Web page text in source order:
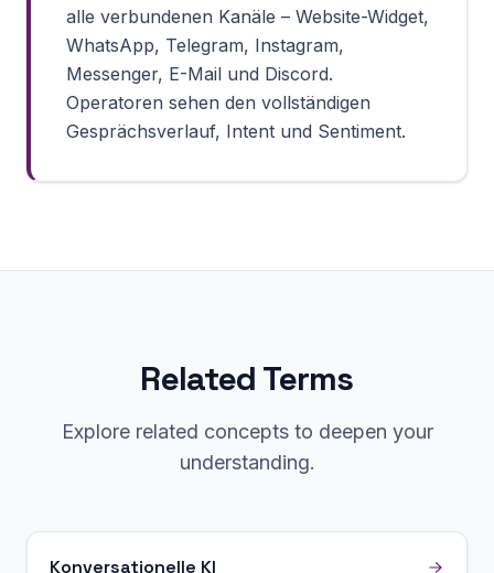
alle verbundenen Kanäle – Website-Widget,
WhatsApp, Telegram, Instagram,
Messenger, E-Mail und Discord.
Operatoren sehen den vollständigen
Gesprächsverlauf, Intent und Sentiment.
Related Terms
Explore related concepts to deepen your
understanding.
Konversationelle KI